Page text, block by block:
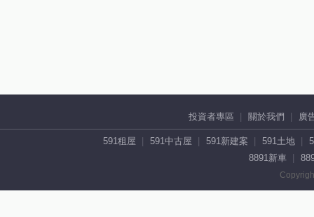
投資者專區 關於我們 廣
591租屋 591中古屋 591新建案 591土地
8891新車